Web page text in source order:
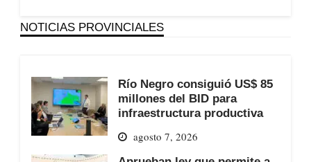
NOTICIAS PROVINCIALES
Río Negro consiguió US$ 85
millones del BID para
infraestructura productiva
agosto 7, 2026